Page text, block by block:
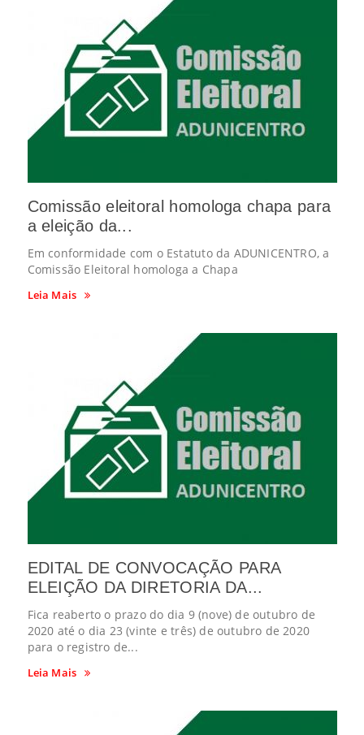
Comissão eleitoral homologa chapa para
a eleição da...
Em conformidade com o Estatuto da ADUNICENTRO, a
Comissão Eleitoral homologa a Chapa
Leia Mais
EDITAL DE CONVOCAÇÃO PARA
ELEIÇÃO DA DIRETORIA DA...
Fica reaberto o prazo do dia 9 (nove) de outubro de
2020 até o dia 23 (vinte e três) de outubro de 2020
para o registro de...
Leia Mais